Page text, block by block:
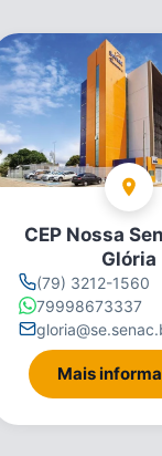
CEP Nossa
Glória
(79) 3212-1560
79998673337
Mais